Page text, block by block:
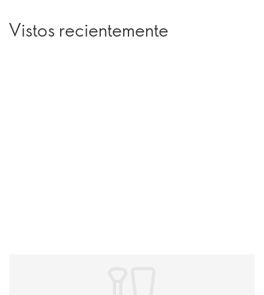
Vistos recientemente